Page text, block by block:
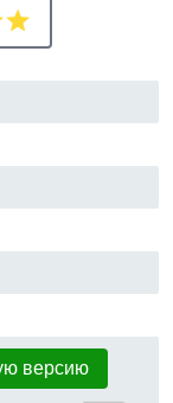
версию